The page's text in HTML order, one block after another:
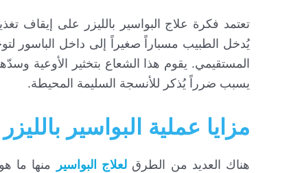
تعتمد فكرة علاج البواسير بالليزر على إيقاف
يُدخل الطبيب مسباراً صغيراً إلى داخل الباسور
المستقيمي. يقوم هذا الشعاع بتخثير الأوعية
يسبب ضرراً يُذكر للأنسجة السليمة المحيطة.
مزايا عملية البواسير بالليزر
هناك العديد من الطرق لعلاج البواسير منها ما